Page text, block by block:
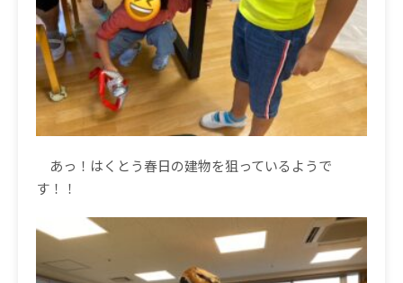
あっ！はくとう春日の建物を狙っているようで
す！！